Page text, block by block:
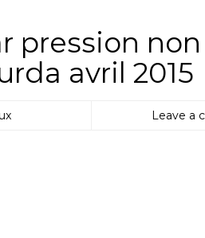
pression
avril 2015
Leave a